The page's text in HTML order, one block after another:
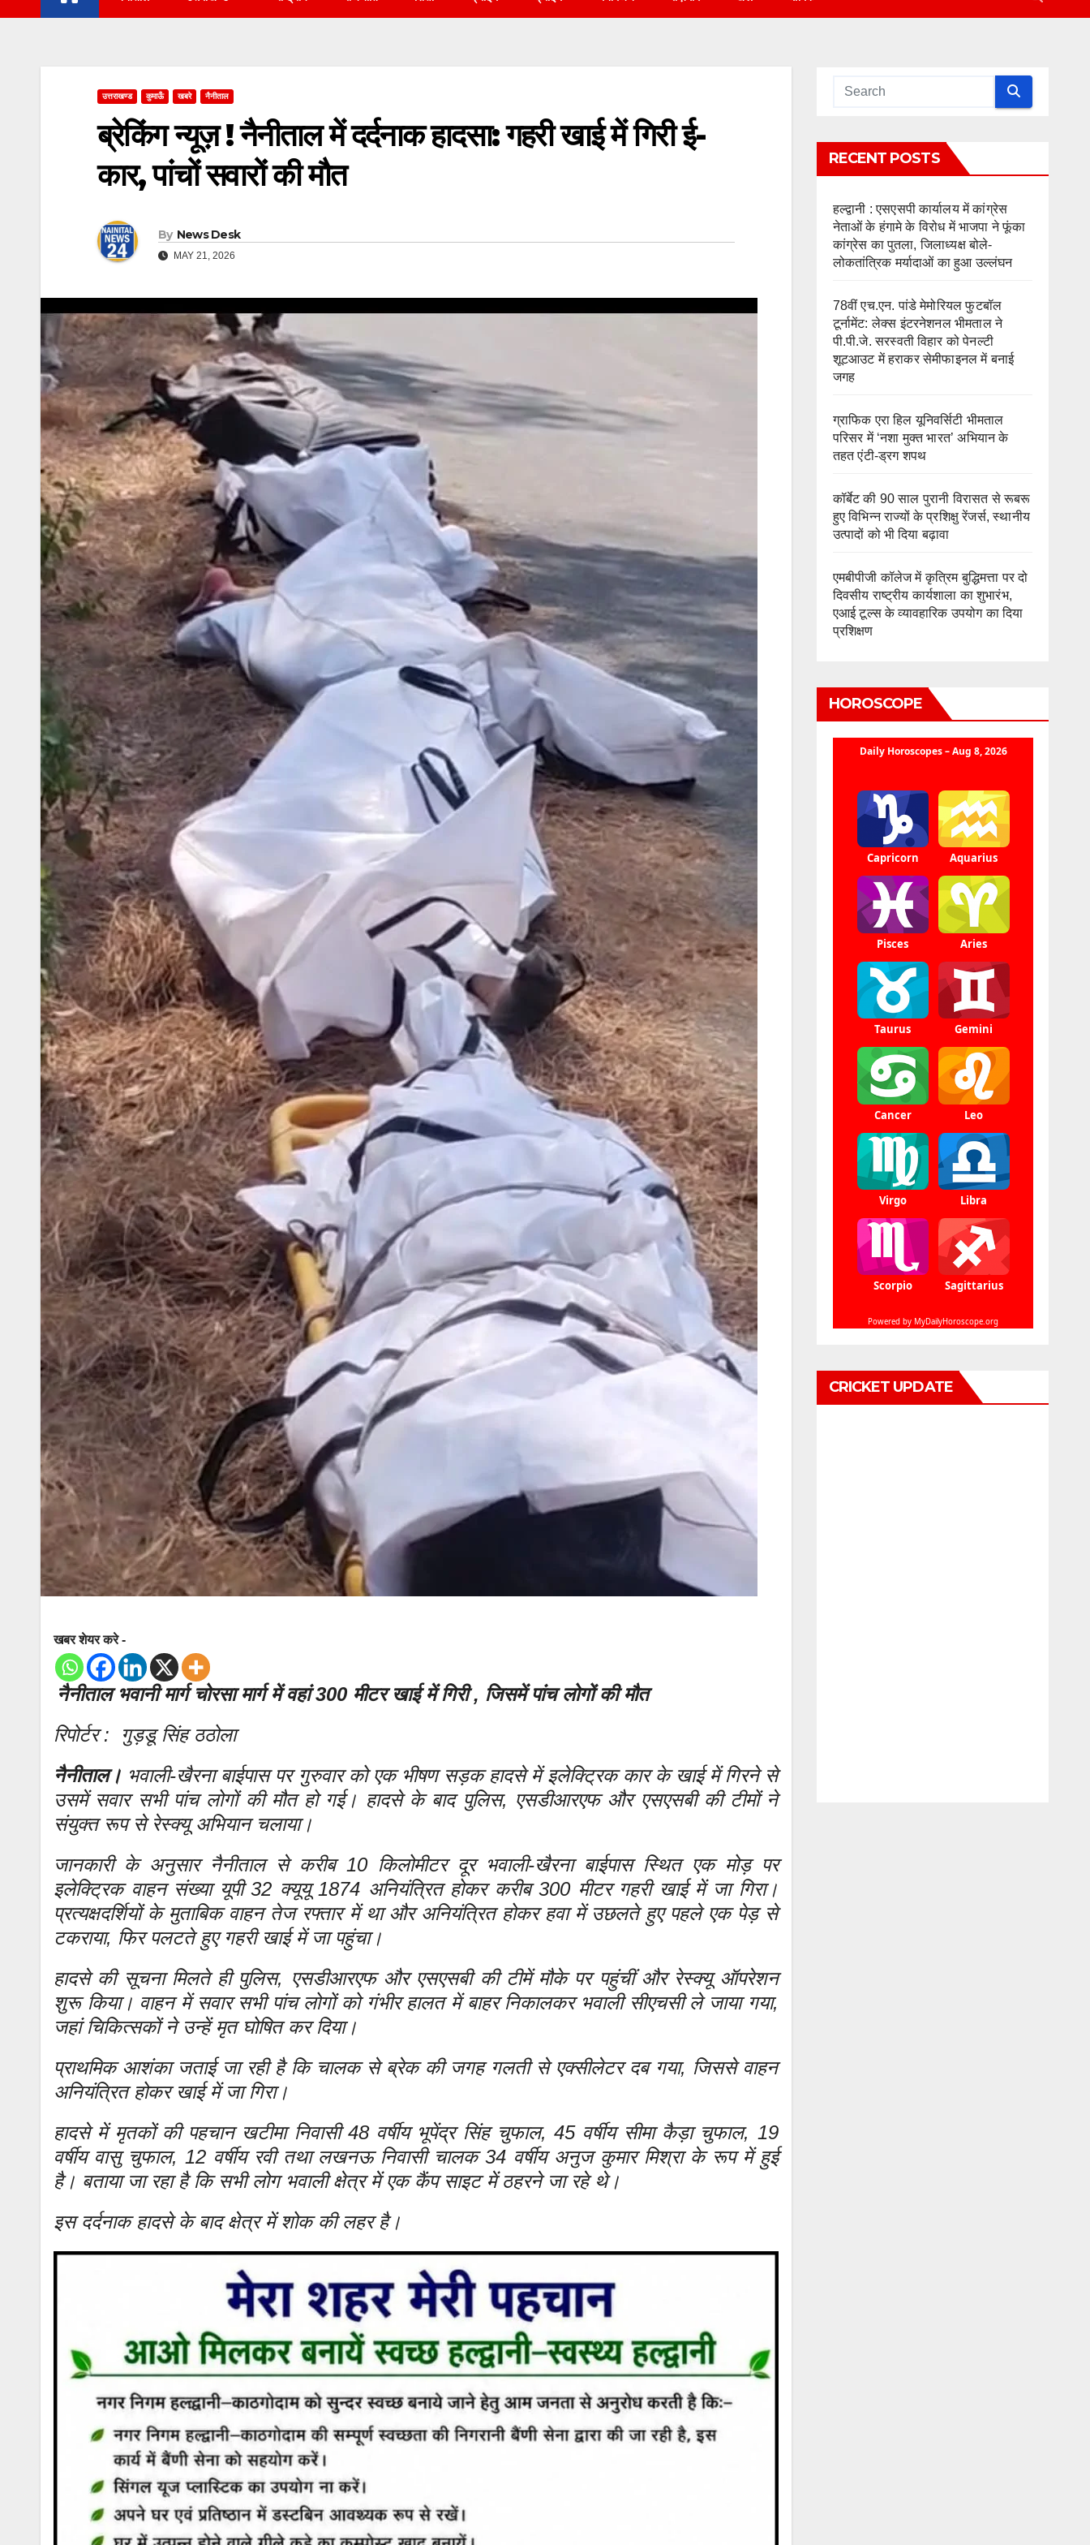
उत्तराखण्ड कुमाऊँ खबरे नैनीताल
ब्रेकिंग न्यूज़ ! नैनीताल में दर्दनाक हादसा: गहरी खाई में गिरी ई-
कार, पांचों सवारों की मौत
By News Desk
MAY 21, 2026
खबर शेयर करे -
नैनीताल भवानी मार्ग चोरसा मार्ग में वहां 300 मीटर खाई में गिरी , जिसमें पांच लोगों की मौत
रिपोर्टर : गुड़डू सिंह ठठोला
नैनीताल। भवाली-खैरना बाईपास पर गुरुवार को एक भीषण सड़क हादसे में इलेक्ट्रिक कार के खाई में गिरने से
उसमें सवार सभी पांच लोगों की मौत हो गई। हादसे के बाद पुलिस, एसडीआरएफ और एसएसबी की टीमों ने
संयुक्त रूप से रेस्क्यू अभियान चलाया।
जानकारी के अनुसार नैनीताल से करीब 10 किलोमीटर दूर भवाली-खैरना बाईपास स्थित एक मोड़ पर
इलेक्ट्रिक वाहन संख्या यूपी 32 क्यूयू 1874 अनियंत्रित होकर करीब 300 मीटर गहरी खाई में जा गिरा।
प्रत्यक्षदर्शियों के मुताबिक वाहन तेज रफ्तार में था और अनियंत्रित होकर हवा में उछलते हुए पहले एक पेड़ से
टकराया, फिर पलटते हुए गहरी खाई में जा पहुंचा।
हादसे की सूचना मिलते ही पुलिस, एसडीआरएफ और एसएसबी की टीमें मौके पर पहुंचीं और रेस्क्यू ऑपरेशन
शुरू किया। वाहन में सवार सभी पांच लोगों को गंभीर हालत में बाहर निकालकर भवाली सीएचसी ले जाया गया,
जहां चिकित्सकों ने उन्हें मृत घोषित कर दिया।
प्राथमिक आशंका जताई जा रही है कि चालक से ब्रेक की जगह गलती से एक्सीलेटर दब गया, जिससे वाहन
अनियंत्रित होकर खाई में जा गिरा।
हादसे में मृतकों की पहचान खटीमा निवासी 48 वर्षीय भूपेंद्र सिंह चुफाल, 45 वर्षीय सीमा कैड़ा चुफाल, 19
वर्षीय वासु चुफाल, 12 वर्षीय रवी तथा लखनऊ निवासी चालक 34 वर्षीय अनुज कुमार मिश्रा के रूप में हुई
है। बताया जा रहा है कि सभी लोग भवाली क्षेत्र में एक कैंप साइट में ठहरने जा रहे थे।
इस दर्दनाक हादसे के बाद क्षेत्र में शोक की लहर है।
RECENT POSTS
हल्द्वानी : एसएसपी कार्यालय में कांग्रेस
नेताओं के हंगामे के विरोध में भाजपा ने फूंका
कांग्रेस का पुतला, जिलाध्यक्ष बोले-
लोकतांत्रिक मर्यादाओं का हुआ उल्लंघन
78वीं एच.एन. पांडे मेमोरियल फुटबॉल
टूर्नामेंट: लेक्स इंटरनेशनल भीमताल ने
पी.पी.जे. सरस्वती विहार को पेनल्टी
शूटआउट में हराकर सेमीफाइनल में बनाई
जगह
ग्राफिक एरा हिल यूनिवर्सिटी भीमताल
परिसर में ‘नशा मुक्त भारत’ अभियान के
तहत एंटी-ड्रग शपथ
कॉर्बेट की 90 साल पुरानी विरासत से रूबरू
हुए विभिन्न राज्यों के प्रशिक्षु रेंजर्स, स्थानीय
उत्पादों को भी दिया बढ़ावा
एमबीपीजी कॉलेज में कृत्रिम बुद्धिमत्ता पर दो
दिवसीय राष्ट्रीय कार्यशाला का शुभारंभ,
एआई टूल्स के व्यावहारिक उपयोग का दिया
प्रशिक्षण
HOROSCOPE
CRICKET UPDATE